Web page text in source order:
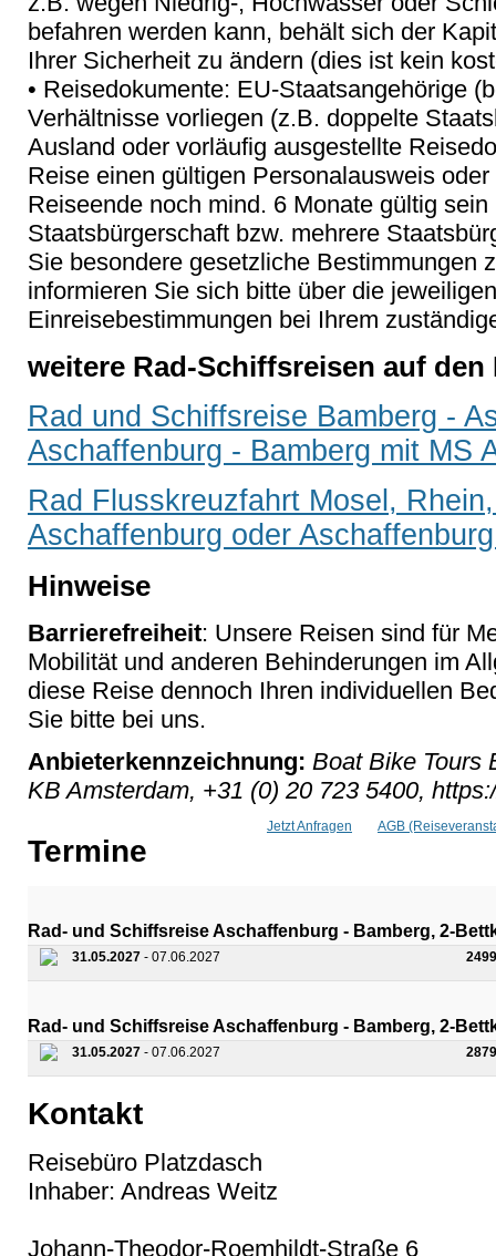
befahren werden kann, behält sich der
Ihrer Sicherheit zu ändern (dies ist kein
• Reisedokumente: EU-Staatsangehörige
Verhältnisse vorliegen (z.B. doppelte
Ausland oder vorläufig ausgestellte
Reise einen gültigen Personalausweis
Reiseende noch mind. 6 Monate gültig
Staatsbürgerschaft bzw. mehrere
Sie besondere gesetzliche Bestimmungen
informieren Sie sich bitte über die
Einreisebestimmungen bei Ihrem
weitere Rad-Schiffsreisen auf den
Rad und Schiffsreise Bamberg -
Aschaffenburg - Bamberg mit MS
Rad Flusskreuzfahrt Mosel,
Aschaffenburg oder
Hinweise
Barrierefreiheit: Unsere Reisen sind für
Mobilität und anderen Behinderungen im
diese Reise dennoch Ihren individuellen
Sie bitte bei uns.
Anbieterkennzeichnung: Boat Bike Tours
KB Amsterdam, +31 (0) 20 723 5400,
Jetzt Anfragen AGB
Termine
Rad- und Schiffsreise Aschaffenburg - Bamberg, 2-
31.05.2027 - 07.06.2027
Rad- und Schiffsreise Aschaffenburg - Bamberg, 2-
31.05.2027 - 07.06.2027
Kontakt
Reisebüro Platzdasch
Inhaber: Andreas Weitz
Johann-Theodor-Roemhildt-Straße 6